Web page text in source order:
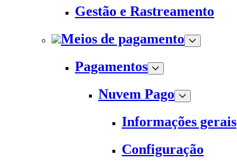
Gestão e Rastreamento
Meios de pagamento
Pagamentos
Nuvem Pago
Informações gerais
Configuração